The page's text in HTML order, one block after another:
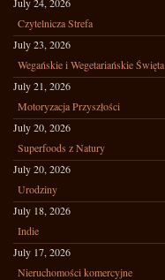
Czytelnicza Strefa
July 23, 2026
Wegańskie i Wegetariańskie Święta
July 21, 2026
Motoryzacja Przyszłości
July 20, 2026
Superfoods z Natury
July 20, 2026
Urodziny
July 18, 2026
Indie
July 17, 2026
Nieruchomości komercyjne